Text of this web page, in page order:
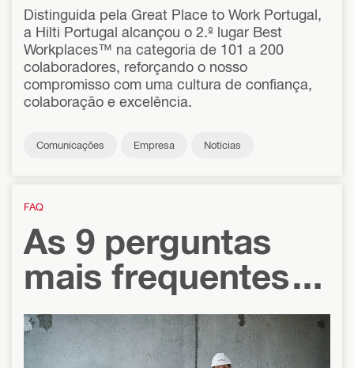
Distinguida pela Great Place to Work Portugal,
a Hilti Portugal alcançou o 2.º lugar Best
Workplaces™ na categoria de 101 a 200
colaboradores, reforçando o nosso
compromisso com uma cultura de confiança,
colaboração e excelência.
Comunicações Empresa Notícias
FAQ
As 9 perguntas
mais frequentes
nas nossas redes
sociais